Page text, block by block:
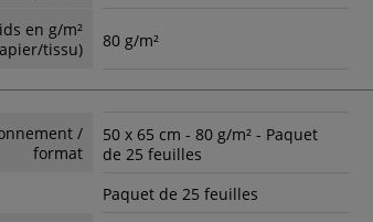
en g/m²
tissu)
80 g/m²
/
format
50 x 65 cm - 80 g/m² - Paquet
de 25 feuilles
Paquet de 25 feuilles